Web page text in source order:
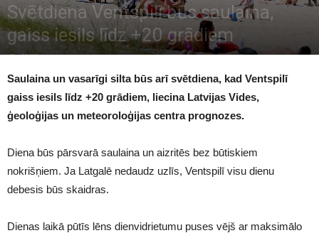
Svētdiena Ventspilī būs saulaina,
gaiss iesils līdz +20 grādiem
1275
Saulaina un vasarīgi silta būs arī svētdiena, kad Ventspilī
gaiss iesils līdz +20 grādiem, liecina Latvijas Vides,
ģeoloģijas un meteoroloģijas centra prognozes.
Diena būs pārsvarā saulaina un aizritēs bez būtiskiem
nokrišņiem. Ja Latgalē nedaudz uzlīs, Ventspilī visu dienu
debesis būs skaidras.
Dienas laikā pūtīs lēns dienvidrietumu puses vējš ar maksimālo